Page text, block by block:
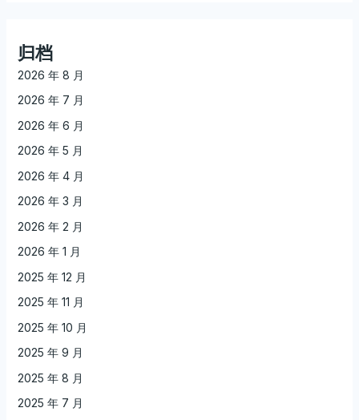
归档
2026 年 8 月
2026 年 7 月
2026 年 6 月
2026 年 5 月
2026 年 4 月
2026 年 3 月
2026 年 2 月
2026 年 1 月
2025 年 12 月
2025 年 11 月
2025 年 10 月
2025 年 9 月
2025 年 8 月
2025 年 7 月